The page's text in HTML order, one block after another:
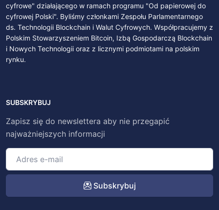
cyfrowe" działającego w ramach programu "Od papierowej do
cyfrowej Polski". Byliśmy członkami Zespołu Parlamentarnego
ds. Technologii Blockchain i Walut Cyfrowych. Współpracujemy z
Polskim Stowarzyszeniem Bitcoin, Izbą Gospodarczą Blockchain
i Nowych Technologii oraz z licznymi podmiotami na polskim
rynku.
SUBSKRYBUJ
Zapisz się do newslettera aby nie przegapić
najważniejszych informacji
Subskrybuj